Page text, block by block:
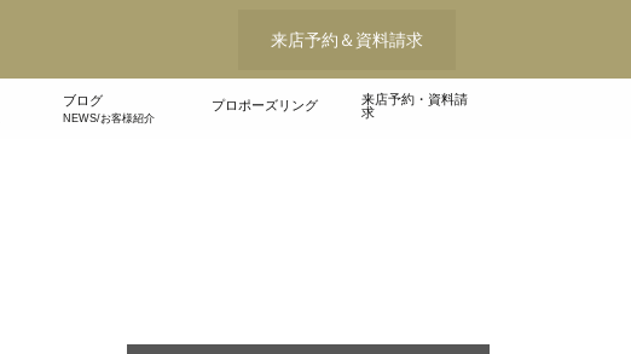
来店予約＆資料請求
ブログ
NEWS/お客様紹介
プロポーズリング
来店予約・資料請
求